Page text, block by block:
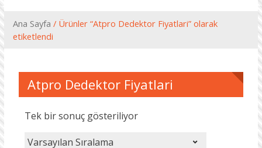
Ana Sayfa / Ürünler “Atpro Dedektor Fiyatlari” olarak
etiketlendi
Atpro Dedektor Fiyatlari
Tek bir sonuç gösteriliyor